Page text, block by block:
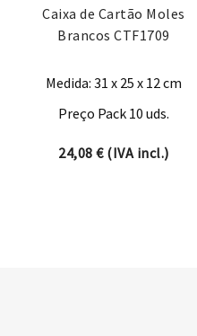
Caixa de Cartão Moles
Brancos CTF1709
Medida: 31 x 25 x 12 cm
Preço Pack 10 uds.
24,08€(IVA incl.)